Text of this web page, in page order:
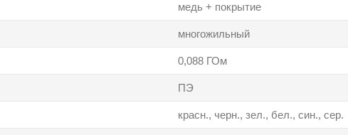
медь + покрытие
многожильный
0,088 ГОм
ПЭ
красн., черн., зел., бел., син., сер.